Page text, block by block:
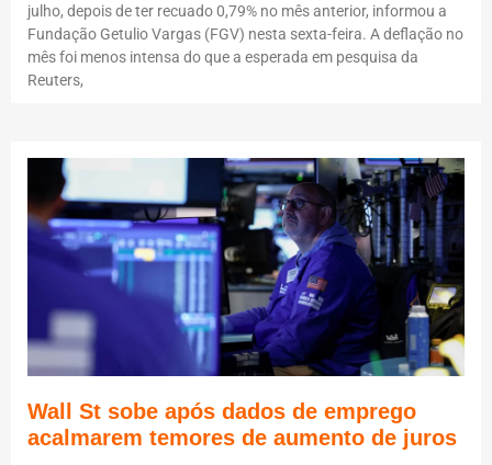
julho, depois de ter recuado 0,79% no mês anterior, informou a
Fundação Getulio Vargas (FGV) nesta sexta-feira. A deflação no
mês foi menos intensa do que a esperada em pesquisa da
Reuters,
Wall St sobe após dados de emprego
acalmarem temores de aumento de juros